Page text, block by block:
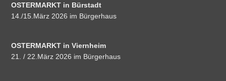
OSTERMARKT in Bürstadt
14./15.März 2026 im Bürgerhaus
OSTERMARKT in Viernheim
21. / 22.März 2026 im Bürgerhaus